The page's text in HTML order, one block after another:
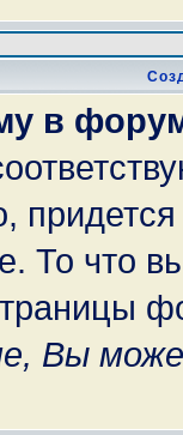
в
То что
Вы